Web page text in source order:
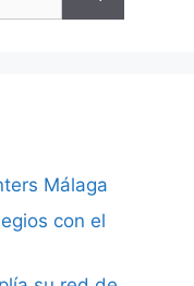
Málaga
con el